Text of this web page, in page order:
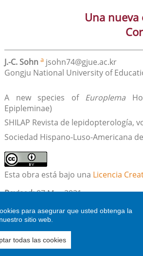
para asegurar que usted obtenga la
sitio web.
todas las cookies